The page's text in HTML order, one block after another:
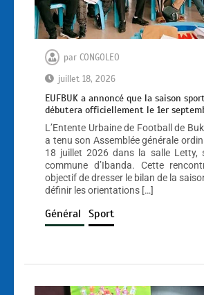
par CONGOLEO
juillet 18, 2026
EUFBUK a annoncé que la saison
débutera officiellement le 1er
L’Entente Urbaine de Football de
a tenu son Assemblée générale
18 juillet 2026 dans la salle Letty,
commune d’Ibanda. Cette
objectif de dresser le bilan de la
définir les orientations […]
Général Sport